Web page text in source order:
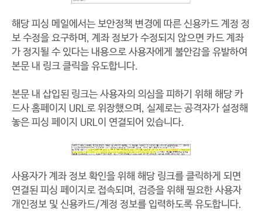
해당 피싱 메일에서는 보안정책 변경에 따른 신용카드 계정 정
보 수정을 요구하며, 계좌 정보가 수정되지 않으면 카드 계좌
가 정지될 수 있다는 내용으로 사용자에게 불안감을 유발하여
본문 내 링크 클릭을 유도합니다.
본문 내 삽입된 링크는 사용자의 의심을 피하기 위해 해당 카
드사 홈페이지 URL로 위장했으며, 실제로는 공격자가 설정해
놓은 피싱 페이지 URL이 연결되어 있습니다.
사용자가 계좌 정보 확인을 위해 해당 링크를 클릭하게 되면
연결된 피싱 페이지로 접속되며, 검증을 위해 필요한 사용자
개인정보 및 신용카드/계정 정보를 입력하도록 유도합니다.